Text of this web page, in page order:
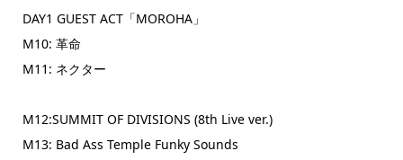
DAY1 GUEST ACT「MOROHA」
M10: 革命
M11: ネクター
M12:SUMMIT OF DIVISIONS (8th Live ver.)
M13: Bad Ass Temple Funky Sounds